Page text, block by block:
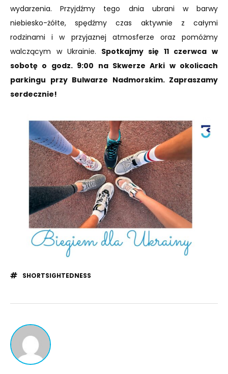
wydarzenia. Przyjdźmy tego dnia ubrani w barwy
niebiesko-żółte, spędźmy czas aktywnie z całymi
rodzinami i w przyjaznej atmosferze oraz pomóżmy
walczącym w Ukrainie. Spotkajmy się 11 czerwca w
sobotę o godz. 9:00 na Skwerze Arki w okolicach
parkingu przy Bulwarze Nadmorskim. Zapraszamy
serdecznie!
SHORTSIGHTEDNESS